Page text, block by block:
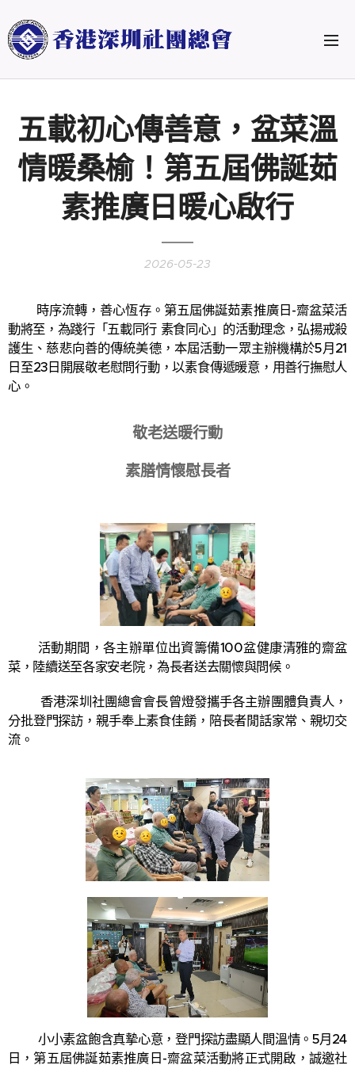
五載初心傳善意，盆菜溫
情暖桑榆！第五屆佛誕茹
素推廣日暖心啟行
2026-05-23
時序流轉，善心恆存。第五屆佛誕茹素推廣日-齋盆菜活
動將至，為踐行「五載同行 素食同心」的活動理念，弘揚戒殺
護生、慈悲向善的傳統美德，本屆活動一眾主辦機構於5月21
日至23日開展敬老慰問行動，以素食傳遞暖意，用善行撫慰人
心。
敬老送暖行動
素膳情懷慰長者
活動期間，各主辦單位出資籌備100盆健康清雅的齋盆
菜，陸續送至各家安老院，為長者送去關懷與問候。
香港深圳社團總會會長曾燈發攜手各主辦團體負責人，
分批登門探訪，親手奉上素食佳餚，陪長者閒話家常、親切交
流。
小小素盆飽含真摯心意，登門探訪盡顯人間溫情。5月24
日，第五屆佛誕茹素推廣日-齋盆菜活動將正式開啟，誠邀社